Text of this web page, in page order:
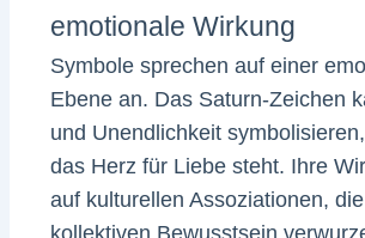
emotionale Wirkung
Symbole sprechen auf einer
Ebene an. Das Saturn-Zeichen
und Unendlichkeit
das Herz für Liebe steht. Ihre
auf kulturellen Assoziationen,